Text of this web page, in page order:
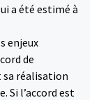
a été estimé à
enjeux
de
sa réalisation
Si l’accord est